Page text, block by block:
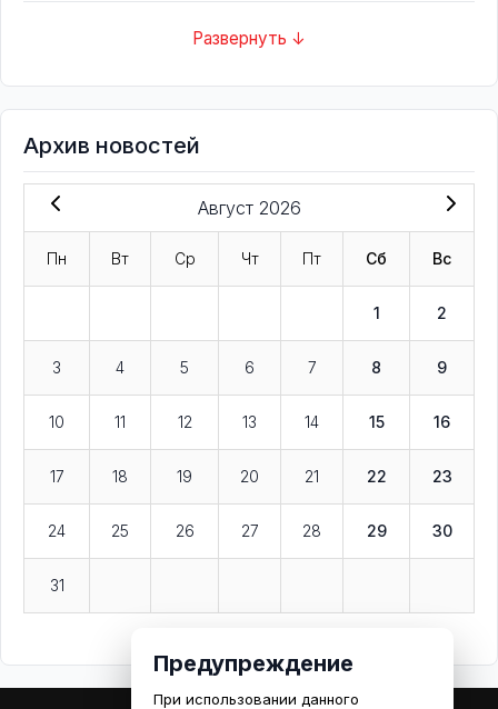
Развернуть ↓
Архив новостей
Август 2026
Пн Вт Ср Чт Пт Сб Вс
1 2
3 4 5 6 7 8 9
10 11 12 13 14 15 16
17 18 19 20 21 22 23
24 25 26 27 28 29 30
31
Предупреждение
При использовании данного